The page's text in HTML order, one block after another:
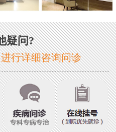
疑问?
行详细咨询问诊